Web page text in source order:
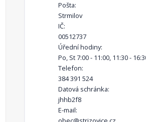
Pošta:
Strmilov
IČ:
00512737
Úřední hodiny:
Po, St 7:00 - 11:00, 11:30 -
Telefon:
384 391 524
Datová schránka:
jhhb2f8
E-mail: